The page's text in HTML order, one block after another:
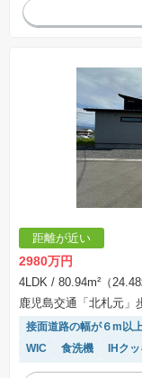
距離が近い
2980万円
4LDK / 80.94m²（24.48
鹿児島交通「北札元」
接面道路の幅が６m以
WIC
食洗機 IHク
温水洗浄便座
システ